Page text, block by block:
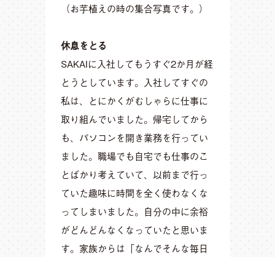
（お芋植えの時の集合写真です。）
休息をとる
SAKAIに入社してもうすぐ2か月が経
とうとしています。入社してすぐの
私は、とにかくがむしゃらに仕事に
取り組んでいました。帰宅してから
も、パソコンを開き業務を行ってい
ました。職場でも自宅でも仕事のこ
とばかり考えていて、以前まで行っ
ていた趣味に時間を全く使わなくな
ってしまいました。自分の中に余裕
がどんどんなくなっていたと思いま
す。家族からは「なんでそんな毎日